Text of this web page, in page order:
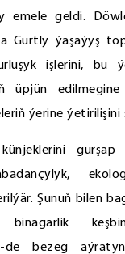
emele geldi.
Gurtly ýaşaýyş
işlerini, bu
üpjün
ýerine ýetirilişini
Şunuň bilen
de bezeg